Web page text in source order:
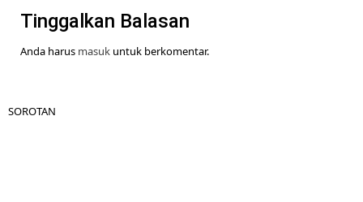
Tinggalkan Balasan
Anda harus masuk untuk berkomentar.
SOROTAN